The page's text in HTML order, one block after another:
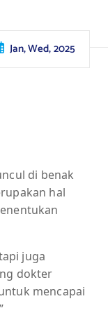
Jan, Wed, 2025
di benak
hal
juga
dokter
mencapai